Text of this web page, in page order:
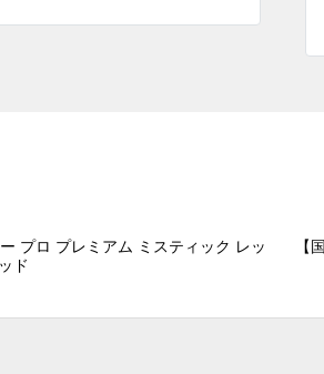
プロ プレミアム ミスティック レッ
ド
【